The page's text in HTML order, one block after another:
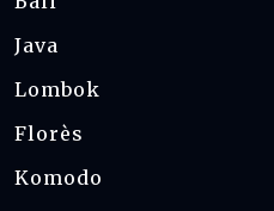
Java
Lombok
Florès
Komodo